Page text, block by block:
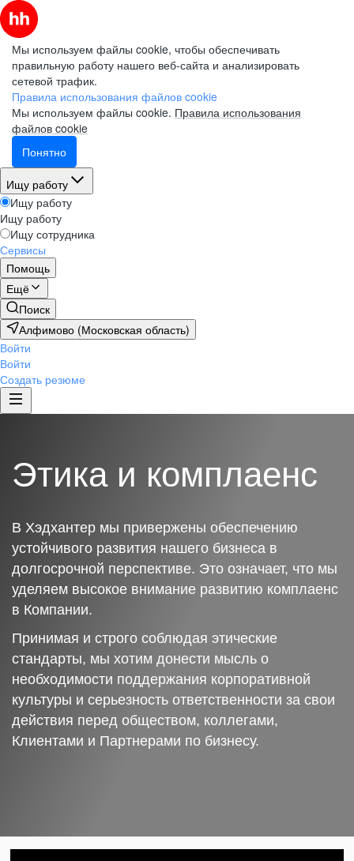
Мы используем файлы cookie, чтобы обеспечивать
правильную работу нашего веб-сайта и анализировать
сетевой трафик.
Правила использования файлов cookie
Мы используем файлы cookie. Правила использования
файлов cookie
Понятно
Ищу работу
Ищу работу
Ищу работу
Ищу сотрудника
Сервисы
Помощь
Ещё
Поиск
Алфимово (Московская область)
Войти
Войти
Создать резюме
Этика и комплаенс
В Хэдхантер мы привержены обеспечению
устойчивого развития нашего бизнеса в
долгосрочной перспективе. Это означает, что мы
уделяем высокое внимание развитию комплаенс
в Компании.
Принимая и строго соблюдая этические
стандарты, мы хотим донести мысль о
необходимости поддержания корпоративной
культуры и серьезность ответственности за свои
действия перед обществом, коллегами,
Клиентами и Партнерами по бизнесу.